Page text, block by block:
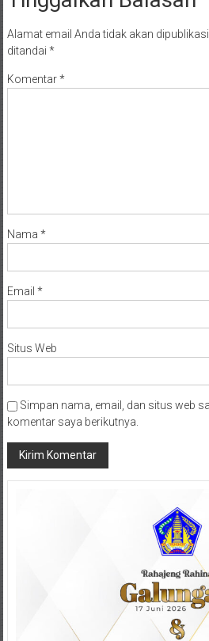
Alamat email Anda tidak akan
ditandai *
Komentar*
Nama *
Email *
Situs Web
Simpan nama, email, dan situs web
komentar saya berikutnya.